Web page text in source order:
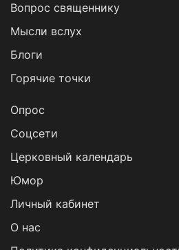
Вопрос священнику
Мысли вслух
Блоги
Горячие точки
Опрос
Cоцсети
Церковный календарь
Юмор
Личный кабинет
О нас